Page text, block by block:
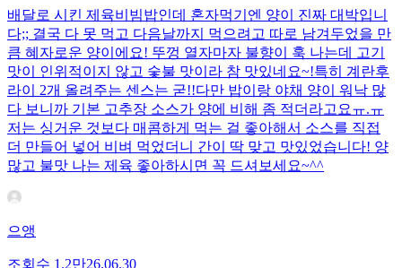
배달로 시킨 제육비빔밥인데 혼자먹기엔 양이 진짜 대박입니
다;; 결국 다 못 먹고 다음날까지 먹으려고 따로 남겨두었을 만
큼 혜자로운 양이에요! 뚜껑 열자마자 불향이 훅 나는데 고기
맛이 인위적이지 않고 숯불 맛이라 참 맛있네요~!특히 계란후
라이 2개 올려주는 센스는 굳!! ​다만 밥이랑 야채 양이 워낙 많
다 보니까 기본 고추장 소스가 양에 비해 좀 적더라고요ㅠ.ㅠ
저는 싱거운 것보다 매콤하게 먹는 걸 좋아해서 소스를 직접
더 만들어 넣어 비벼 먹었더니 간이 딱 맞고 맛있었습니다! 양
많고 불맛 나는 제육 좋아하시면 꼭 드셔보세요~^^
으앵
조회수 1.2만26.06.30